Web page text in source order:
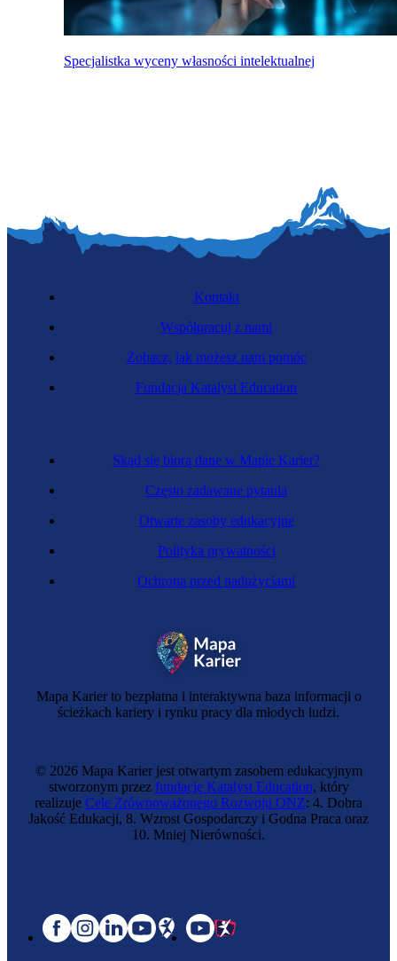
Specjalistka wyceny własności intelektualnej
Mapa Karier to bezpłatna i interaktywna baza informacji o
ścieżkach kariery i rynku pracy dla młodych ludzi.
Skąd się biorą dane w Mapie Karier?
Często zadawane pytania
Otwarte zasoby edukacyjne
Polityka prywatności
Ochrona przed nadużyciami
Kontakt
Współpracuj z nami
Zobacz, jak możesz nam pomóc
Fundacja Katalyst Education
© 2026 Mapa Karier jest otwartym zasobem edukacyjnym
stworzonym przez fundację Katalyst Education, który
realizuje Cele Zrównoważonego Rozwoju ONZ: 4. Dobra
Jakość Edukacji, 8. Wzrost Gospodarczy i Godna Praca oraz
10. Mniej Nierówności.